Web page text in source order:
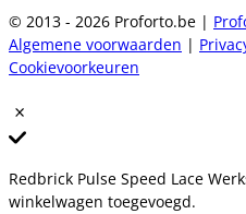
© 2013 - 2026 Proforto.be |
Algemene voorwaarden |
Cookievoorkeuren
Redbrick Pulse Speed Lace
winkelwagen toegevoegd.